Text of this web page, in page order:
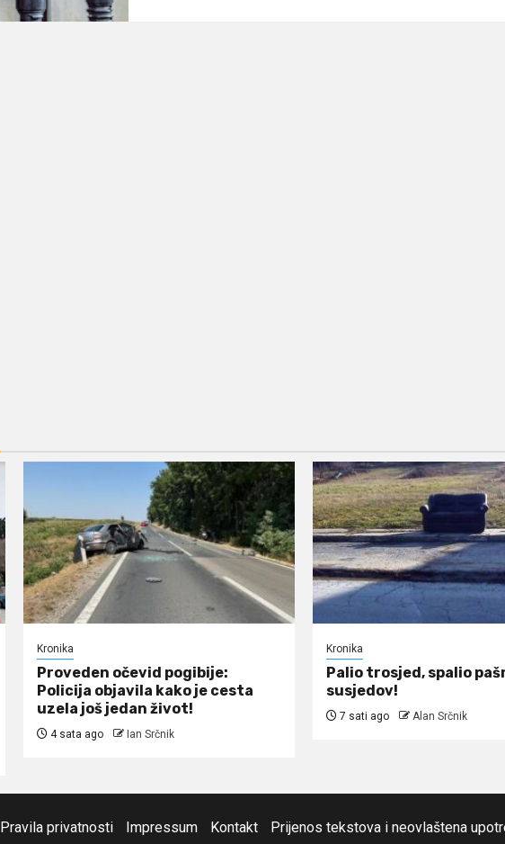
Kronika
Proveden očevid pogibije:
Policija objavila kako je cesta
uzela još jedan život!
4 sata ago Ian Srčnik
Kronika
Palio trosjed, spalio
susjedov!
7 sati ago Alan Srčnik
Pravila privatnosti Impressum Kontakt Prijenos tekstova i neovlaštena